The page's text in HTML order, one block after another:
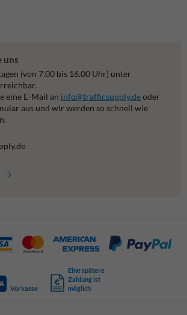
uns
(von 7.00 bis 16.00 Uhr) unter
eine E-Mail an info@trafficsupply.deoder
aus und wir werden so schnell wie
Vorkasse
Eine spätere
Zahlung ist
möglich